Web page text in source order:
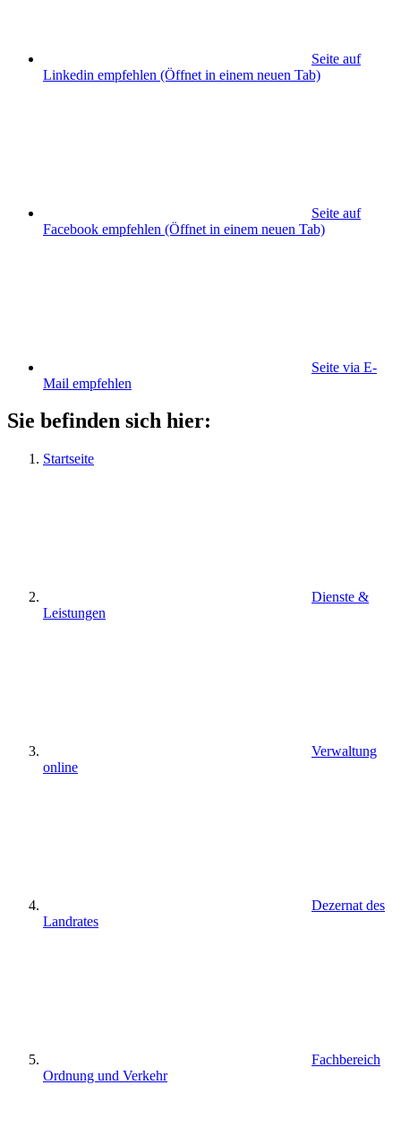
Seite auf
Linkedin empfehlen (Öffnet in einem neuen Tab)
Seite auf
Facebook empfehlen (Öffnet in einem neuen Tab)
Seite via E-
Mail empfehlen
Sie befinden sich hier:
Startseite
Dienste &
Leistungen
Verwaltung
online
Dezernat des
Landrates
Fachbereich
Ordnung und Verkehr